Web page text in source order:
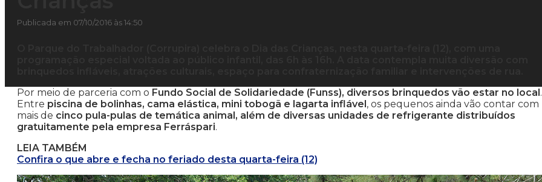
Publicada em 07/10/2016 às 14:50
Por meio de parceria com o Fundo Social de Solidariedade (Funss), diversos brinquedos vão estar no local.
Entre piscina de bolinhas, cama elástica, mini tobogã e lagarta inflável, os pequenos ainda vão contar com
mais de cinco pula-pulas de temática animal, além de diversas unidades de refrigerante distribuídos
gratuitamente pela empresa Ferráspari.
LEIA TAMBÉM
Confira o que abre e fecha no feriado desta quarta-feira (12)